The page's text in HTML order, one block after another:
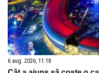
6 aug. 2026, 11:18